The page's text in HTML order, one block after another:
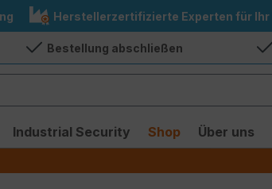
Herstellerzertifizierte Experten für Ihr
Bestellung abschließen
Industrial Security Shop Über uns